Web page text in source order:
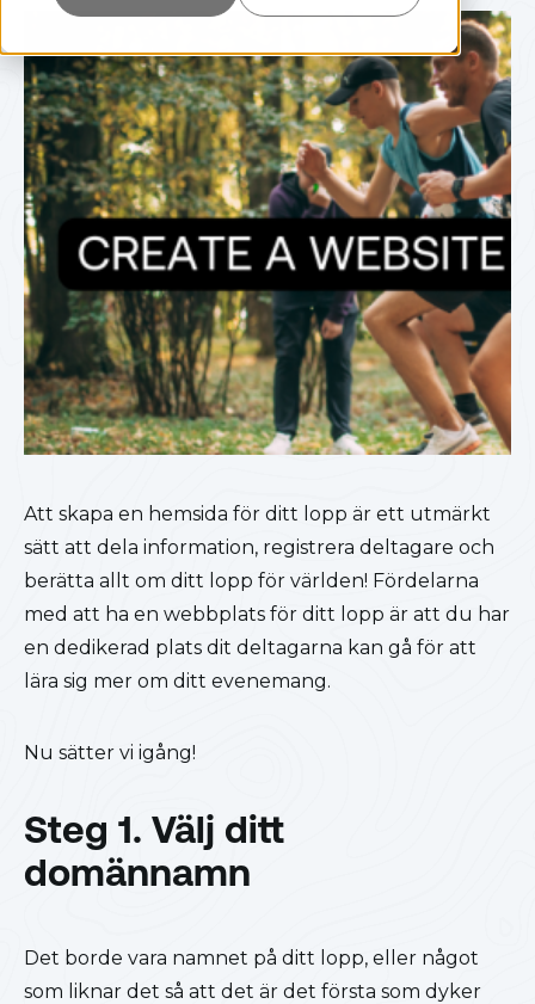
Att skapa en hemsida för ditt lopp är ett utmärkt
sätt att dela information, registrera deltagare och
berätta allt om ditt lopp för världen! Fördelarna
med att ha en webbplats för ditt lopp är att du har
en dedikerad plats dit deltagarna kan gå för att
lära sig mer om ditt evenemang.
Nu sätter vi igång!
Steg 1. Välj ditt
domännamn
Det borde vara namnet på ditt lopp, eller något
som liknar det så att det är det första som dyker